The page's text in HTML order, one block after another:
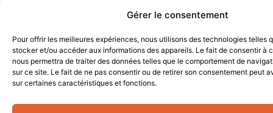
Gérer le consentement
Pour offrir les meilleures expériences, nous utilisons des technologies telles
stocker et/ou accéder aux informations des appareils. Le fait de consentir à
nous permettra de traiter des données telles que le comportement de
sur ce site. Le fait de ne pas consentir ou de retirer son consentement peut
sur certaines caractéristiques et fonctions.